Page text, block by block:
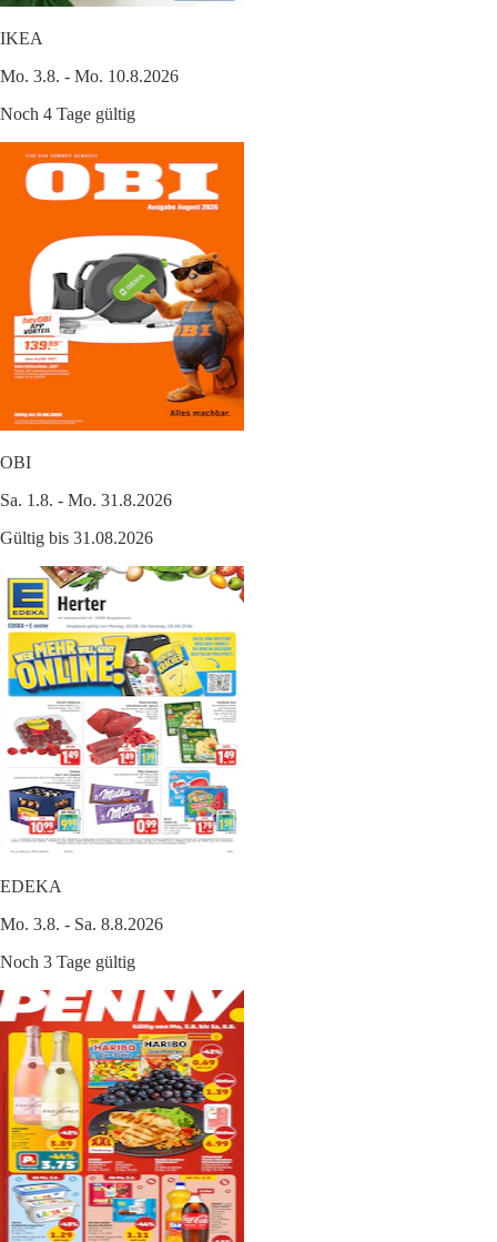
IKEA
Mo. 3.8. - Mo. 10.8.2026
Noch 4 Tage gültig
OBI
Sa. 1.8. - Mo. 31.8.2026
Gültig bis 31.08.2026
EDEKA
Mo. 3.8. - Sa. 8.8.2026
Noch 3 Tage gültig